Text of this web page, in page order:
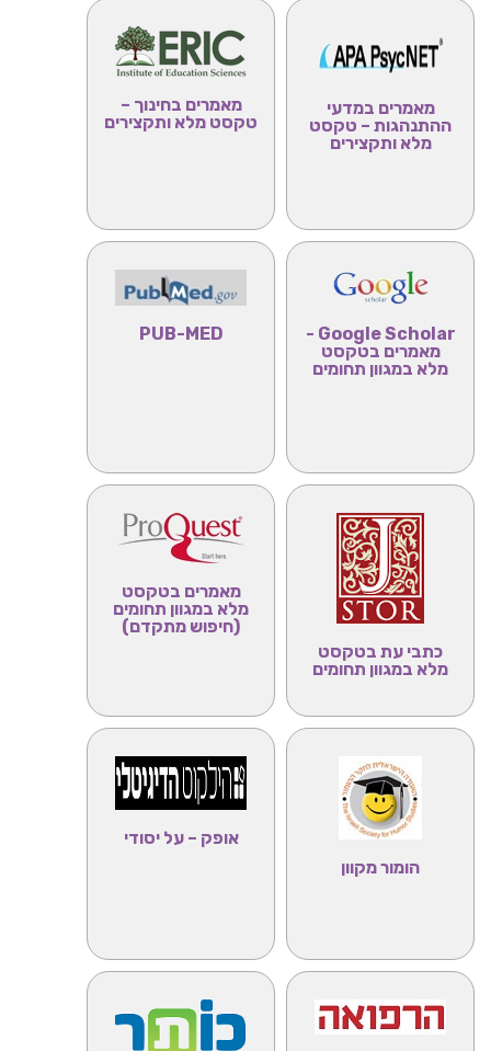
מאמרים במדעי
ההתנהגות – טקסט
מלא ותקצירים
מאמרים בחינוך –
טקסט מלא ותקצירים
Google Scholar -
מאמרים בטקסט
מלא במגוון תחומים
PUB-MED
כתבי עת בטקסט
מלא במגוון תחומים
מאמרים בטקסט
מלא במגוון תחומים
(חיפוש מתקדם)
הומור מקוון
אופק – על יסודי